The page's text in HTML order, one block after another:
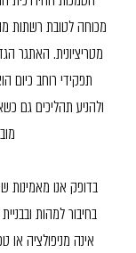
מכוחה לטובת רשתות
מטריציונית. האתגר
תפקידי רוחב כיום
ולהניע תהליכים גם
בדופק אנו מאמינות
בחיבור למהות
אינה מניפולציה או